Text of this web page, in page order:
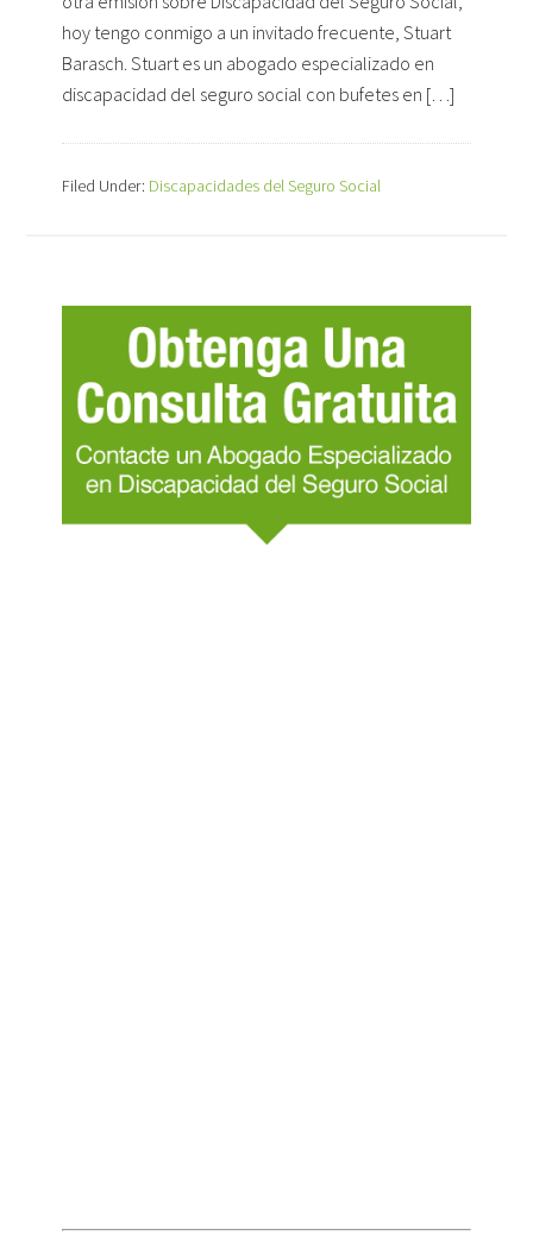
hoy tengo conmigo a un invitado frecuente, Stuart
Barasch. Stuart es un abogado especializado en
discapacidad del seguro social con bufetes en […]
Filed Under: Discapacidades del Seguro Social